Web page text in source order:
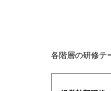
各階層の研修テ